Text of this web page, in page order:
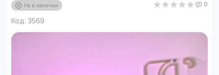
Не в наличии 0
Код: 3569